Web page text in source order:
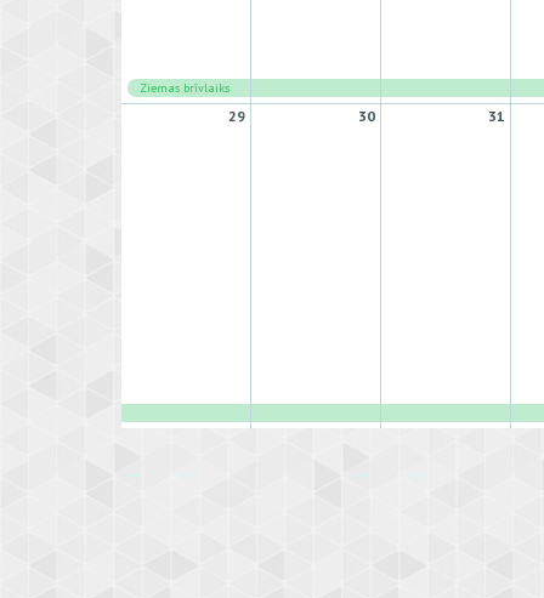
Ziemas brīvlaiks
29 30 31